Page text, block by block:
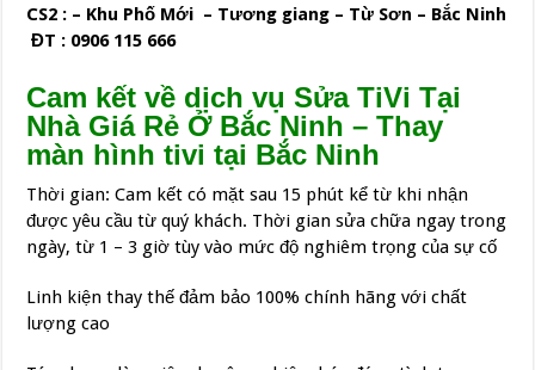
CS2 : – Khu Phố Mới – Tương giang – Từ Sơn – Bắc Ninh
ĐT : 0906 115 666
Cam kết về dịch vụ Sửa TiVi Tại
Nhà Giá Rẻ Ở Bắc Ninh – Thay
màn hình tivi tại Bắc Ninh
Thời gian: Cam kết có mặt sau 15 phút kể từ khi nhận
được yêu cầu từ quý khách. Thời gian sửa chữa ngay trong
ngày, từ 1 – 3 giờ tùy vào mức độ nghiêm trọng của sự cố
Linh kiện thay thế đảm bảo 100% chính hãng với chất
lượng cao